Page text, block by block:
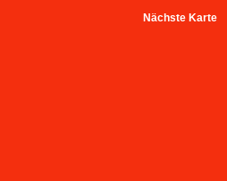
Nächste Karte